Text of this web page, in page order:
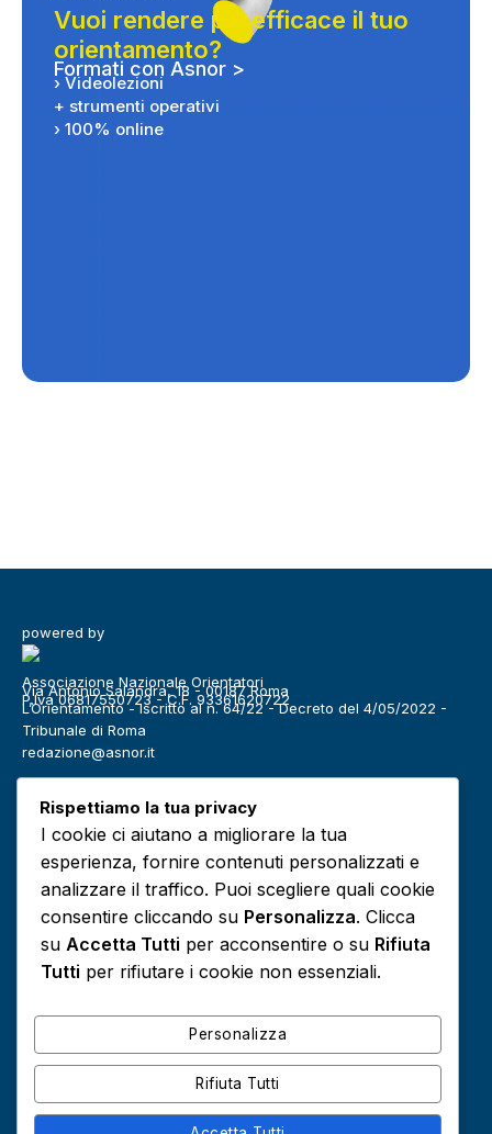
Vuoi rendere più efficace il tuo
orientamento?
Formati con Asnor >
› Videolezioni
+ strumenti operativi
› 100% online
powered by
Associazione Nazionale Orientatori
Via Antonio Salandra, 18 - 00187 Roma
P.Iva 06817550723 - C.F. 93361620722
L’Orientamento - Iscritto al n. 64/22 - Decreto del 4/05/2022 -
Tribunale di Roma
redazione@asnor.it
Benessere Community
Europa Infografiche
Lavoro Media
Podcast
Rispettiamo la tua privacy
I cookie ci aiutano a migliorare la tua
esperienza, fornire contenuti personalizzati e
analizzare il traffico. Puoi scegliere quali cookie
consentire cliccando su Personalizza. Clicca
su Accetta Tutti per acconsentire o su Rifiuta
Tutti per rifiutare i cookie non essenziali.
Personalizza
Rifiuta Tutti